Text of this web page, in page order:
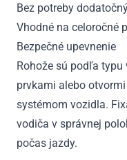
Bez potreby
Vhodné na celoročné
Bezpečné upevnenie
Rohože sú podľa
prvkami alebo
systémom vozidla.
vodiča v správnej
počas jazdy.